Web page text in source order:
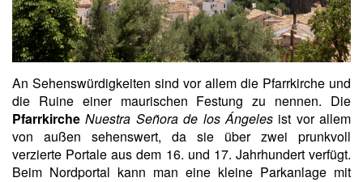
An Sehenswürdigkeiten sind vor allem die Pfarrkirche und
die Ruine einer maurischen Festung zu nennen. Die
Pfarrkirche Nuestra Señora de los Ángelesist vor allem
von außen sehenswert, da sie über zwei prunkvoll
verzierte Portale aus dem 16. und 17. Jahrhundert verfügt.
Beim Nordportal kann man eine kleine Parkanlage mit